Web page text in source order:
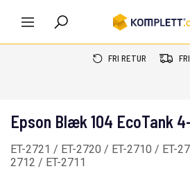
FRI RETUR
Epson Blæk 104 EcoTank
ET-2721 / ET-2720 / ET-2710 / ET-
2712 / ET-2711